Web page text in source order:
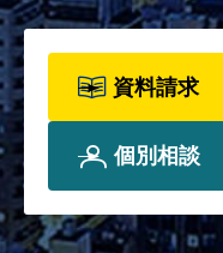
資料請求
個別相談